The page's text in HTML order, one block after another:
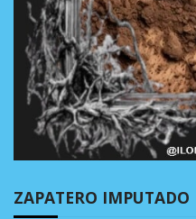
ZAPATERO IMPUTADO